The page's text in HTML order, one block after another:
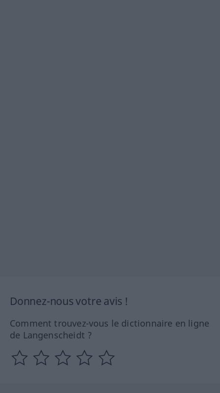
Donnez-nous votre avis !
Comment trouvez-vous le dictionnaire en ligne
de Langenscheidt ?